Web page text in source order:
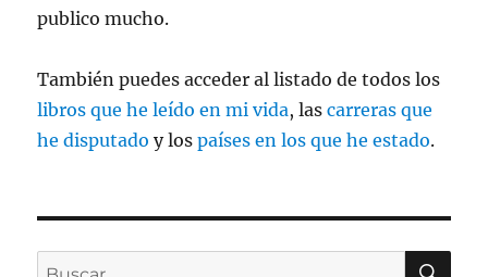
publico mucho.
También puedes acceder al listado de todos los
libros que he leído en mi vida, lascarreras que
he disputado y lospaíses en los que he estado.
Buscar